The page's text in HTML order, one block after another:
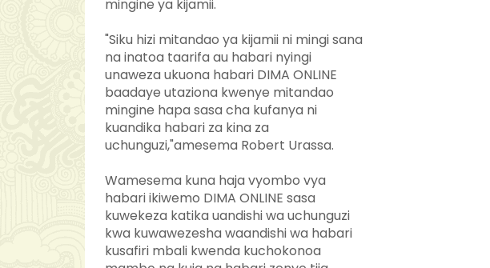
mingine ya kijamii.
"Siku hizi mitandao ya kijamii ni mingi sana
na inatoa taarifa au habari nyingi
unaweza ukuona habari DIMA ONLINE
baadaye utaziona kwenye mitandao
mingine hapa sasa cha kufanya ni
kuandika habari za kina za
uchunguzi,"amesema Robert Urassa.
Wamesema kuna haja vyombo vya
habari ikiwemo DIMA ONLINE sasa
kuwekeza katika uandishi wa uchunguzi
kwa kuwawezesha waandishi wa habari
kusafiri mbali kwenda kuchokonoa